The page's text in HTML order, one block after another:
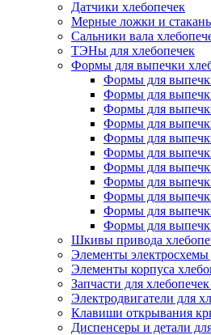
Датчики хлебопечек
Мерные ложки и
Сальники вала
ТЭНы для хлебопечек
Формы для выпечки
Формы для
Формы для
Формы для
Формы для
Формы для
Формы для
Формы для
Формы для
Формы для
Формы для
Формы для
Шкивы привода
Элементы электросхемы
Элементы корпуса
Запчасти для
Электродвигатели для
Клавиши открывания
Диспенсеры и детали